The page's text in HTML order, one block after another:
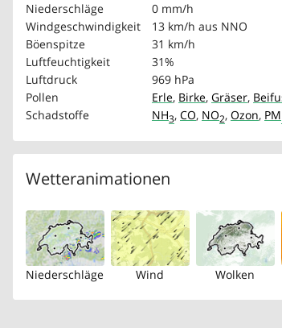
Niederschläge
0 mm/h
Windgeschwindigkeit
13 km/h aus NNO
Böenspitze
31 km/h
Luftfeuchtigkeit
31%
Luftdruck
969 hPa
Pollen
Erle, Birke, Gräser,
Schadstoffe
NH3, CO, NO2, Ozon, PM
Wetteranimationen
Niederschläge Wind Wolken